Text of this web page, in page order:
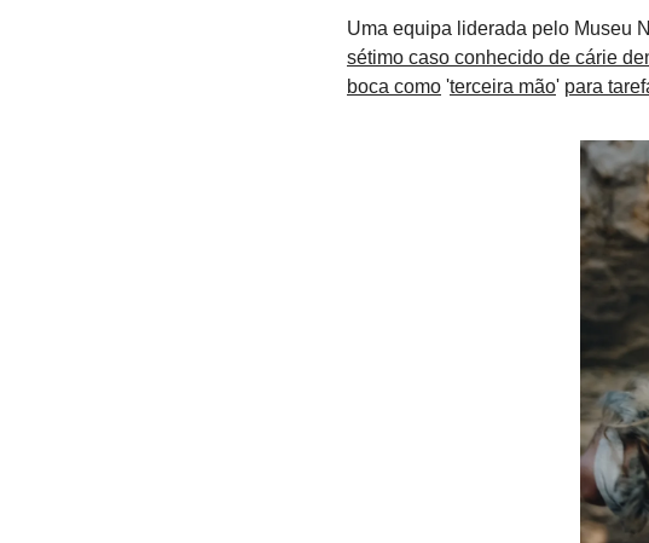
Uma equipa liderada pelo Museu
sétimo caso conhecido de cárie
boca como 'terceira mão' para